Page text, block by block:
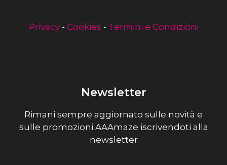
Privacy- Cookies - Termini e Condizioni
Newsletter
Rimani sempre aggiornato sulle novità e
sulle promozioni AAAmaze iscrivendoti alla
newsletter